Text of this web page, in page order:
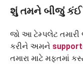
શું તમને બીજું
જો આ ટેમ્પલેટ તમારી
કરીને અમને
તમારા માટે મફતમાં